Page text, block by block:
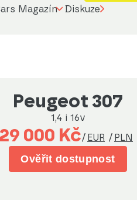
Magazín Diskuze
Peugeot 307
1,4 i 16v
29 000 Kč/ EUR / PLN
Ověřit dostupnost